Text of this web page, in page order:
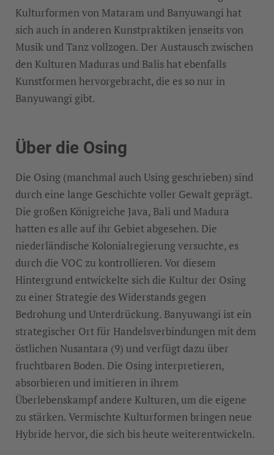
Kulturformen von Mataram und Banyuwangi hat
sich auch in anderen Kunstpraktiken jenseits von
Musik und Tanz vollzogen. Der Austausch zwischen
den Kulturen Maduras und Balis hat ebenfalls
Kunstformen hervorgebracht, die es so nur in
Banyuwangi gibt.
Über die Osing
Die Osing (manchmal auch Using geschrieben) sind
durch eine lange Geschichte voller Gewalt geprägt.
Die großen Königreiche Java, Bali und Madura
hatten es alle auf ihr Gebiet abgesehen. Die
niederländische Kolonialregierung versuchte, es
durch die VOC zu kontrollieren. Vor diesem
Hintergrund entwickelte sich die Kultur der Osing
zu einer Strategie des Widerstands gegen
Bedrohung und Unterdrückung. Banyuwangi ist ein
strategischer Ort für Handelsverbindungen mit dem
östlichen Nusantara (9) und verfügt dazu über
fruchtbaren Boden. Die Osing interpretieren,
absorbieren und imitieren in ihrem
Überlebenskampf andere Kulturen, um die eigene
zu stärken. Vermischte Kulturformen bringen neue
Hybride hervor, die sich bis heute weiterentwickeln.